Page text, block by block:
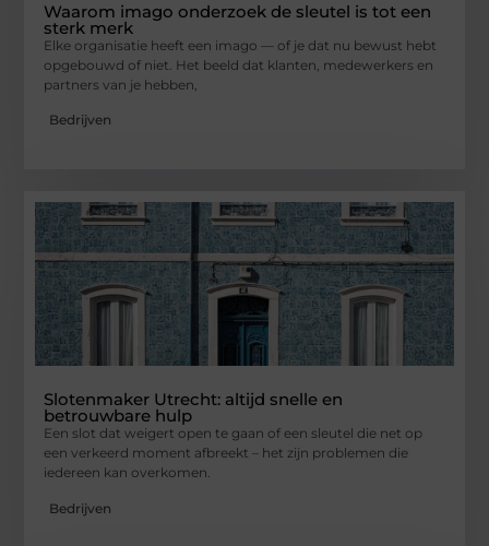
Waarom imago onderzoek de sleutel is tot een
sterk merk
Elke organisatie heeft een imago — of je dat nu bewust hebt
opgebouwd of niet. Het beeld dat klanten, medewerkers en
partners van je hebben,
Bedrijven
Slotenmaker Utrecht: altijd snelle en
betrouwbare hulp
Een slot dat weigert open te gaan of een sleutel die net op
een verkeerd moment afbreekt – het zijn problemen die
iedereen kan overkomen.
Bedrijven